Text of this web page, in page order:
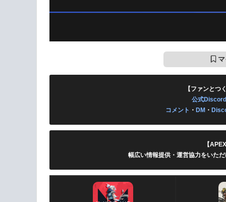
【ファンとつ
公式
コメント ・ DM ・
【
幅広い情報提供・運営協力をいた